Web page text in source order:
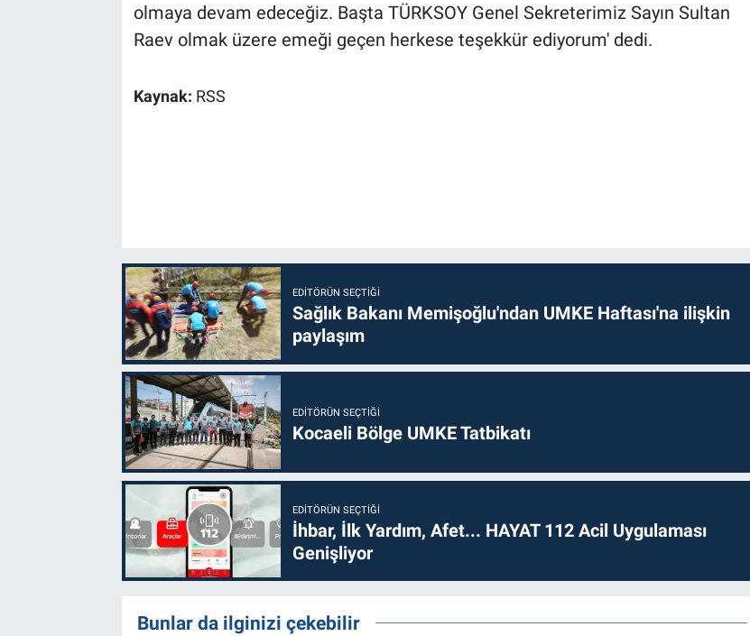
olmaya devam edeceğiz. Başta TÜRKSOY Genel Sekreterimiz Sayın Sultan
Raev olmak üzere emeği geçen herkese teşekkür ediyorum' dedi.
Kaynak: RSS
EDITÖRÜN SEÇTIĞI
Sağlık Bakanı Memişoğlu'ndan UMKE Haftası'na ilişkin
paylaşım
EDITÖRÜN SEÇTIĞI
Kocaeli Bölge UMKE Tatbikatı
EDITÖRÜN SEÇTIĞI
İhbar, İlk Yardım, Afet... HAYAT 112 Acil Uygulaması
Genişliyor
Bunlar da ilginizi çekebilir